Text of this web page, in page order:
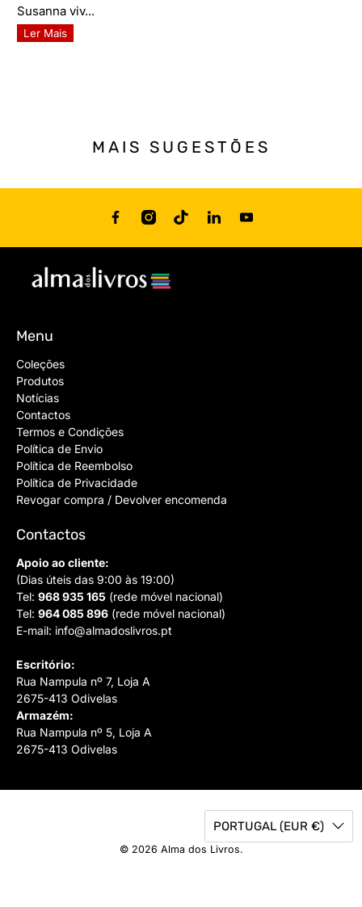
Susanna viv...
Ler Mais
MAIS SUGESTÕES
Menu
Coleções
Produtos
Notícias
Contactos
Termos e Condições
Política de Envio
Política de Reembolso
Política de Privacidade
Revogar compra / Devolver encomenda
Contactos
Apoio ao cliente:
(Dias úteis das 9:00 às 19:00)
Tel: 968 935 165 (rede móvel nacional)
Tel: 964 085 896 (rede móvel nacional)
E-mail: info@almadoslivros.pt
Escritório:
Rua Nampula nº 7, Loja A
2675-413 Odivelas
Armazém:
Rua Nampula nº 5, Loja A
2675-413 Odivelas
© 2026 Alma dos Livros.
PORTUGAL (EUR €)